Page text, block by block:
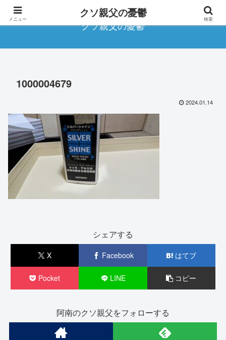
クソ親父の憂鬱
1000004679
2024.01.14
シェアする
X Facebook はてブ
Pocket LINE コピー
阿南のクソ親父をフォローする
メニュー クソ親父の憂鬱 検索